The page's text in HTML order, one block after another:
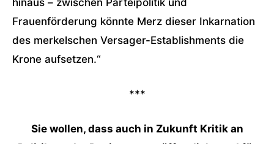
hinaus – zwischen Parteipolitik und
Frauenförderung könnte Merz dieser Inkarnation
des merkelschen Versager-Establishments die
Krone aufsetzen.“
***
Sie wollen, dass auch in Zukunft Kritik an